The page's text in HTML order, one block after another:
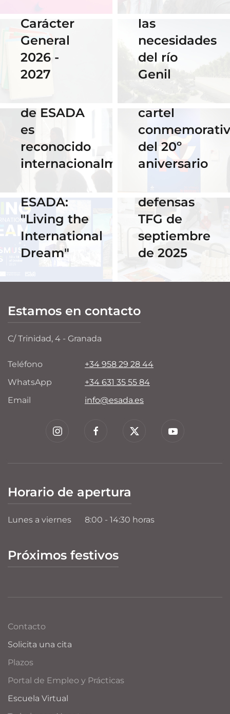
Carácter
General
2026 -
2027
las
necesidades
del río
Genil
28 Noviembre
2025
de ESADA
es
reconocido
internacionalmente
concurso
del
Instituto
Cervantes
de Praga
cartel
del 20º
aniversario
02 Octubre 2025
Celebra los
#ErasmusDays
ESADA:
"Living the
International
Dream"
16 Septiembre
2025
Horario y
acceso al
streaming
de las
defensas
TFG de
septiembre
de 2025
Estamos en contacto
C/ Trinidad, 4 - Granada
Teléfono
+34 958 29 28 44
WhatsApp
+34 631 35 55 84
Email
info@esada.es
Horario de apertura
Lunes a viernes 8:00 - 14:30 horas
Próximos festivos
Contacto
Solicita una cita
Plazos
Portal de Empleo y Prácticas
Escuela Virtual